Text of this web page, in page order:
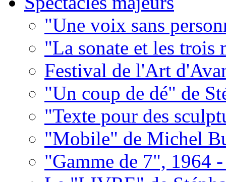
"Une voix sans
"La sonate et les trois
Festival de l'Art
"Un coup de dé" de
"Texte pour des
"Mobile" de Michel
"Gamme de 7", 1964